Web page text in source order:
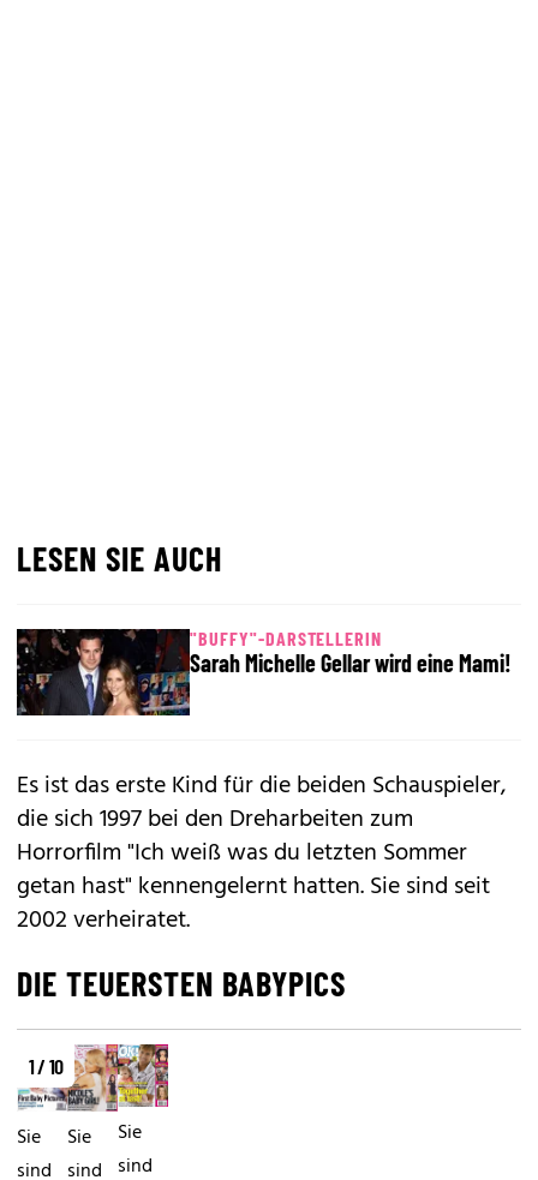
LESEN SIE AUCH
"BUFFY"-DARSTELLERIN
Sarah Michelle Gellar wird eine Mami!
Es ist das erste Kind für die beiden Schauspieler,
die sich 1997 bei den Dreharbeiten zum
Horrorfilm "Ich weiß was du letzten Sommer
getan hast" kennengelernt hatten. Sie sind seit
2002 verheiratet.
DIE TEUERSTEN BABYPICS
1 / 10
Sie
sind
Sie
sind
Sie
sind